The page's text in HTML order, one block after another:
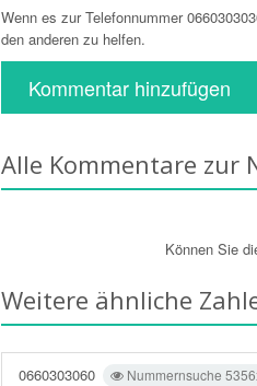
Wenn es zur Telefonnummer
den anderen zu helfen.
Kommentar hinzufügen
Alle Kommentare zur
Können Sie
Weitere ähnliche
Nummernsuche
0660303060